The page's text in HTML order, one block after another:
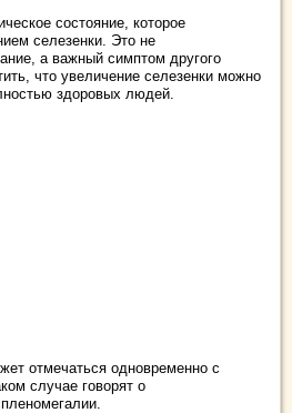
состояние, которое
селезенки. Это не
а важный симптом другого
что увеличение селезенки можно
здоровых людей.
отмечаться одновременно с
случае говорят о